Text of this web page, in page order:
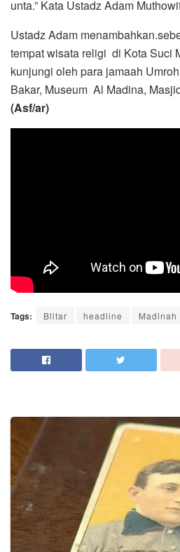
unta.” Kata Ustadz Adam
Ustadz Adam
tempat wisata religi di Kota Suci
kunjungi oleh para jamaah
Bakar, Museum Al Madina,
(Asf/ar)
Tags: Blitar headline Madinah